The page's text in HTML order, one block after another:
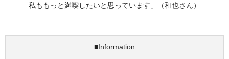
私ももっと満喫したいと思っています」（和也さん）
■Information